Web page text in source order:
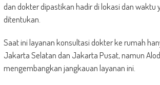
dan dokter dipastikan hadir di lokasi dan waktu
ditentukan.
Saat ini layanan konsultasi dokter ke rumah
Jakarta Selatan dan Jakarta Pusat, namun
mengembangkan jangkauan layanan ini.